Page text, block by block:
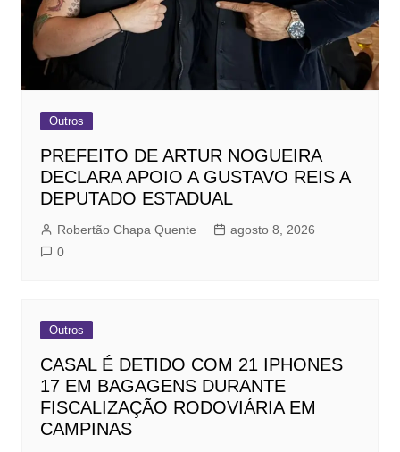
Outros
PREFEITO DE ARTUR NOGUEIRA
DECLARA APOIO A GUSTAVO REIS A
DEPUTADO ESTADUAL
Robertão Chapa Quente
agosto 8, 2026
0
Outros
CASAL É DETIDO COM 21 IPHONES
17 EM BAGAGENS DURANTE
FISCALIZAÇÃO RODOVIÁRIA EM
CAMPINAS